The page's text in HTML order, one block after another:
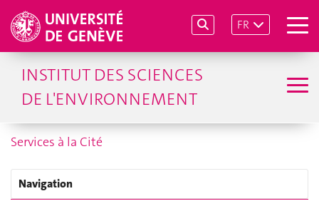
FR
INSTITUT DES SCIENCES
DE L'ENVIRONNEMENT
Services à la Cité
Navigation